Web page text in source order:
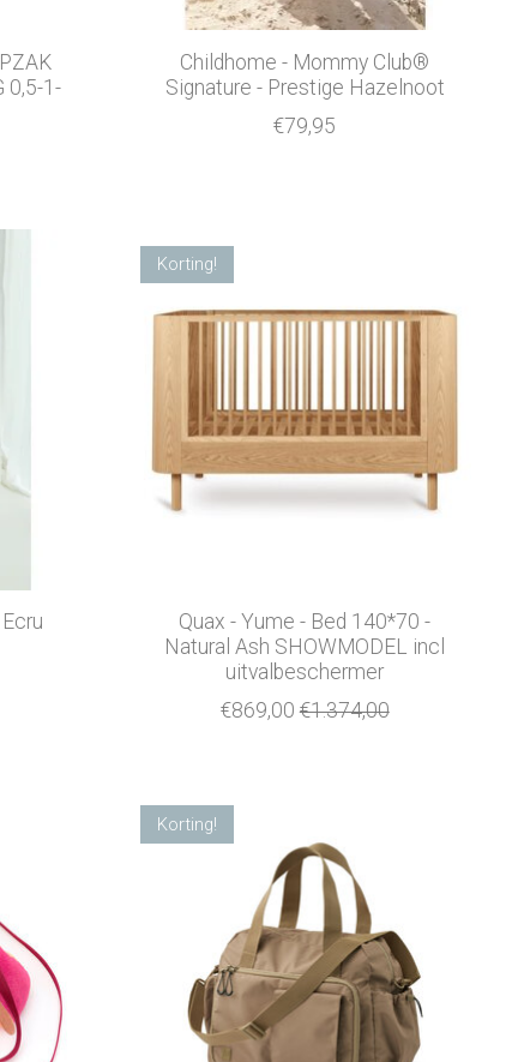
0,5-1-
Childhome - Mommy Club®
Signature - Prestige Hazelnoot
€79,95
Korting!
Quax - Yume - Bed 140*70 -
Natural Ash SHOWMODEL incl
uitvalbeschermer
€869,00 €1.374,00
Korting!